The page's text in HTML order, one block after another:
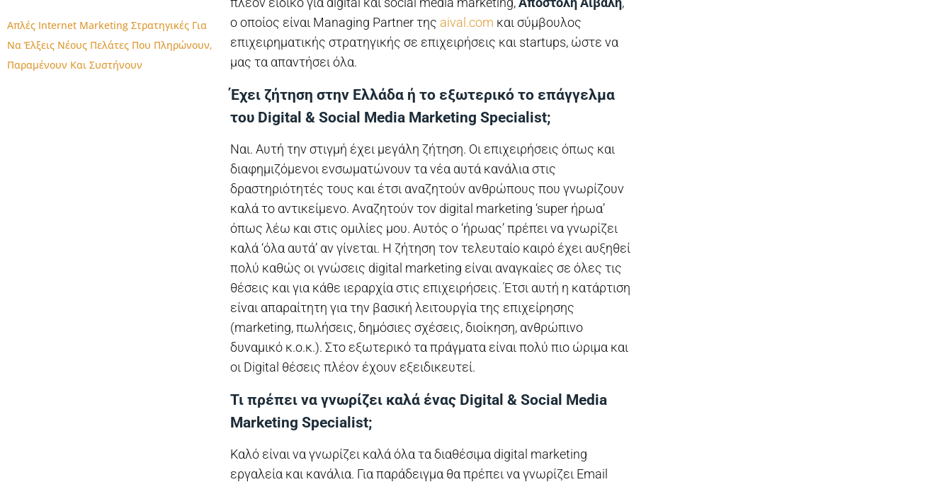
Απλές Internet Marketing Στρατηγικές Για
Να Έλξεις Νέους Πελάτες Που Πληρώνουν,
Παραμένουν Και Συστήνουν
ο οποίος είναι Managing Partner της aival.com και σύμβουλος
επιχειρηματικής στρατηγικής σε επιχειρήσεις και startups, ώστε να
μας τα απαντήσει όλα.
Έχει ζήτηση στην Ελλάδα ή το εξωτερικό το επάγγελμα
του Digital & Social Media Marketing Specialist;
Ναι. Αυτή την στιγμή έχει μεγάλη ζήτηση. Οι επιχειρήσεις όπως και
διαφημιζόμενοι ενσωματώνουν τα νέα αυτά κανάλια στις
δραστηριότητές τους και έτσι αναζητούν ανθρώπους που γνωρίζουν
καλά το αντικείμενο. Αναζητούν τον digital marketing ‘super ήρωα’
όπως λέω και στις ομιλίες μου. Αυτός ο ‘ήρωας’ πρέπει να γνωρίζει
καλά ‘όλα αυτά’ αν γίνεται. Η ζήτηση τον τελευταίο καιρό έχει αυξηθεί
πολύ καθώς οι γνώσεις digital marketing είναι αναγκαίες σε όλες τις
θέσεις και για κάθε ιεραρχία στις επιχειρήσεις. Έτσι αυτή η κατάρτιση
είναι απαραίτητη για την βασική λειτουργία της επιχείρησης
(marketing, πωλήσεις, δημόσιες σχέσεις, διοίκηση, ανθρώπινο
δυναμικό κ.ο.κ.). Στο εξωτερικό τα πράγματα είναι πολύ πιο ώριμα και
οι Digital θέσεις πλέον έχουν εξειδικευτεί.
Τι πρέπει να γνωρίζει καλά ένας Digital & Social Media
Marketing Specialist;
Καλό είναι να γνωρίζει καλά όλα τα διαθέσιμα digital marketing
εργαλεία και κανάλια. Για παράδειγμα θα πρέπει να γνωρίζει Email